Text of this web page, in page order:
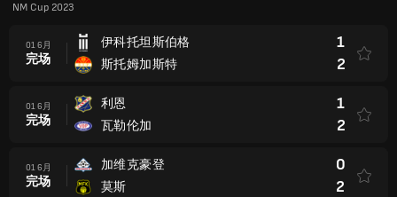
NM Cup 2023
01 6月
完场
伊科托坦斯伯格
斯托姆加斯特
1
2
01 6月
完场
利恩
瓦勒伦加
1
2
01 6月
完场
加维克豪登
莫斯
0
2